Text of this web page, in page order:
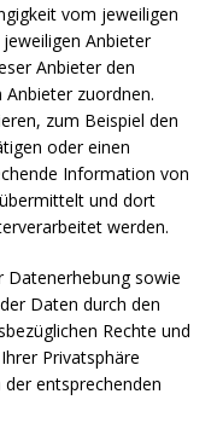
vom jeweiligen
Anbieter
Anbieter den
zuordnen.
zum Beispiel den
oder einen
Information von
und dort
werden.
Datenerhebung sowie
Daten durch den
Rechte und
Privatsphäre
entsprechenden